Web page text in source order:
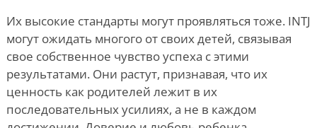
Их высокие стандарты могут проявляться тоже. INTJ
могут ожидать многого от своих детей, связывая
свое собственное чувство успеха с этими
результатами. Они растут, признавая, что их
ценность как родителей лежит в их
последовательных усилиях, а не в каждом